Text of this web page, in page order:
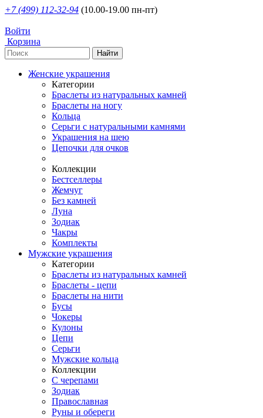
+7 (499) 112-32-94 (10.00-19.00 пн-пт)
Войти
Корзина
Женские украшения
Категории
Браслеты из натуральных камней
Браслеты на ногу
Кольца
Серьги с натуральными камнями
Украшения на шею
Цепочки для очков
Коллекции
Бестселлеры
Жемчуг
Без камней
Луна
Зодиак
Чакры
Комплекты
Мужские украшения
Категории
Браслеты из натуральных камней
Браслеты - цепи
Браслеты на нити
Бусы
Чокеры
Кулоны
Цепи
Серьги
Мужские кольца
Коллекции
С черепами
Зодиак
Православная
Руны и обереги